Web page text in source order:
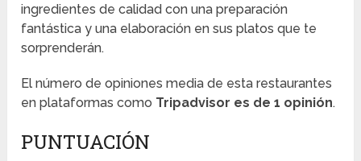
ingredientes de calidad con una preparación
fantástica y una elaboración en sus platos que te
sorprenderán.
El número de opiniones media de esta restaurantes
en plataformas como Tripadvisor es de 1 opinión.
PUNTUACIÓN